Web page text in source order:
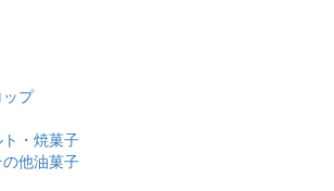
プ
・焼菓子
他油菓子